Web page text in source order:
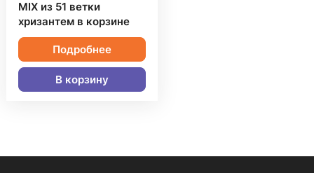
MIX из 51 ветки
хризантем в корзине
Подробнее
В корзину